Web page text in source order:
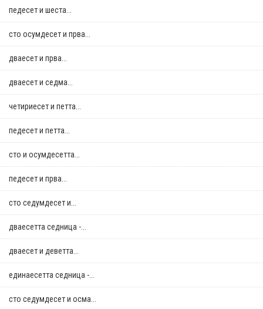
педесет и шеста...
сто осумдесет и прва...
дваесет и прва...
дваесет и седма...
четириесет и петта...
педесет и петта...
сто и осумдесетта...
педесет и прва...
сто седумдесет и...
дваесетта седница -...
дваесет и деветта...
единаесетта седница -...
сто седумдесет и осма...